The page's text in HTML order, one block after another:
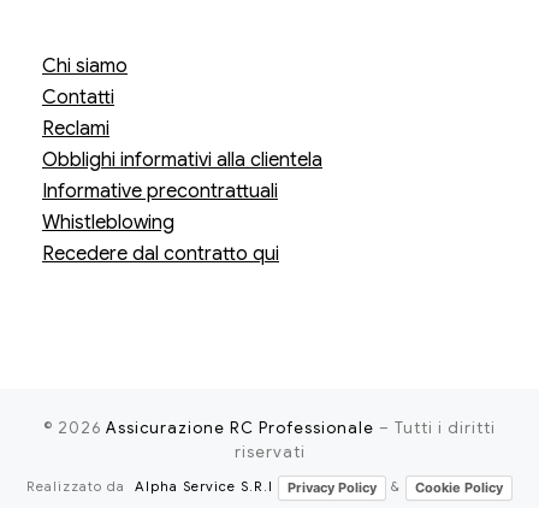
Chi siamo
Contatti
Reclami
Obblighi informativi alla clientela
Informative precontrattuali
Whistleblowing
Recedere dal contratto qui
© 2026 Assicurazione RC Professionale – Tutti i diritti
riservati
Realizzato da Alpha Service S.R.l Privacy Policy & Cookie Policy